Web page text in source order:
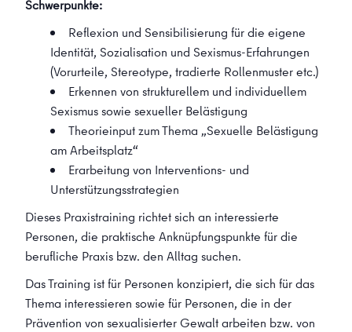
Schwerpunkte:
Reflexion und Sensibilisierung für die eigene
Identität, Sozialisation und Sexismus-Erfahrungen
(Vorurteile, Stereotype, tradierte Rollenmuster etc.)
Erkennen von strukturellem und individuellem
Sexismus sowie sexueller Belästigung
Theorieinput zum Thema „Sexuelle Belästigung
am Arbeitsplatz“
Erarbeitung von Interventions- und
Unterstützungsstrategien
Dieses Praxistraining richtet sich an interessierte
Personen, die praktische Anknüpfungspunkte für die
berufliche Praxis bzw. den Alltag suchen.
Das Training ist für Personen konzipiert, die sich für das
Thema interessieren sowie für Personen, die in der
Prävention von sexualisierter Gewalt arbeiten bzw. von